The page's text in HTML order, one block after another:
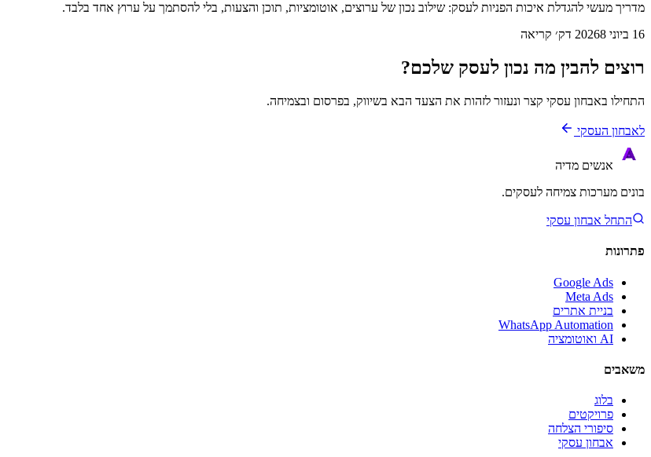
מדריך מעשי להגדלת איכות הפניות לעסק: שילוב נכון של ערוצים, אוטומציות, תוכן והצעות, בלי להסתמך על ערוץ אחד בלבד.
16 ביוני 2026
8 דק׳ קריאה
רוצים להבין מה נכון לעסק שלכם?
התחילו באבחון עסקי קצר ונעזור לזהות את הצעד הבא בשיווק, בפרסום ובצמיחה.
לאבחון העסקי
אנשים מדיה
בונים מערכות צמיחה לעסקים.
התחל אבחון עסקי
פתרונות
Google Ads
Meta Ads
בניית אתרים
WhatsApp Automation
AI ואוטומציה
משאבים
בלוג
פרויקטים
סיפורי הצלחה
אבחון עסקי